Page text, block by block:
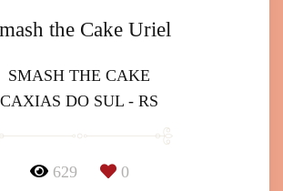
the Cake Uriel
SMASH THE CAKE
CAXIAS DO SUL - RS
629 0